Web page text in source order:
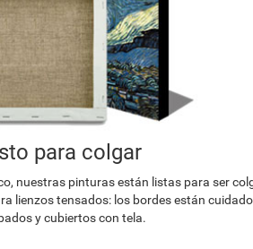
para colgar
nuestras pinturas están listas para ser
lienzos tensados: los bordes están
y cubiertos con tela.